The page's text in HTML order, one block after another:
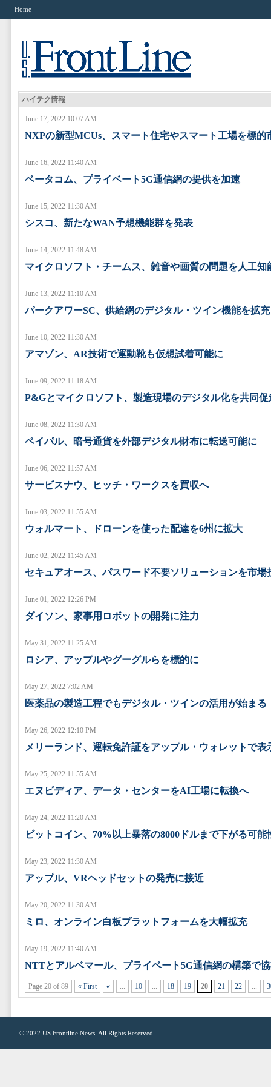
Home
ハイテク情報
June 17, 2022 10:07 AM
NXPの新型MCUs、スマート住宅やスマート工場を標的
June 16, 2022 11:40 AM
ベータコム、プライベート5G通信網の提供を加速
June 15, 2022 11:30 AM
シスコ、新たなWAN予想機能群を発表
June 14, 2022 11:48 AM
マイクロソフト・チームス、雑音や画質の問題を人工知
June 13, 2022 11:10 AM
パークアワーSC、供給網のデジタル・ツイン機能を拡充
June 10, 2022 11:30 AM
アマゾン、AR技術で運動靴も仮想試着可能に
June 09, 2022 11:18 AM
P&Gとマイクロソフト、製造現場のデジタル化を共同促
June 08, 2022 11:30 AM
ペイパル、暗号通貨を外部デジタル財布に転送可能に
June 06, 2022 11:57 AM
サービスナウ、ヒッチ・ワークスを買収へ
June 03, 2022 11:55 AM
ウォルマート、ドローンを使った配達を6州に拡大
June 02, 2022 11:45 AM
セキュアオース、パスワード不要ソリューションを市場
June 01, 2022 12:26 PM
ダイソン、家事用ロボットの開発に注力
May 31, 2022 11:25 AM
ロシア、アップルやグーグルらを標的に
May 27, 2022 7:02 AM
医薬品の製造工程でもデジタル・ツインの活用が始まる
May 26, 2022 12:10 PM
メリーランド、運転免許証をアップル・ウォレットで表
May 25, 2022 11:55 AM
エヌビディア、データ・センターをAI工場に転換へ
May 24, 2022 11:20 AM
ビットコイン、70%以上暴落の8000ドルまで下がる可能
May 23, 2022 11:30 AM
アップル、VRヘッドセットの発売に接近
May 20, 2022 11:30 AM
ミロ、オンライン白板プラットフォームを大幅拡充
May 19, 2022 11:40 AM
NTTとアルベマール、プライベート5G通信網の構築で
Page 20 of 89 « First « ... 10 ... 18 19 20 21 22 ...
© 2022 US Frontline News . All Rights Reserved